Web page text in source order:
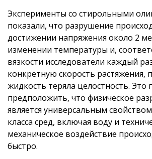
Эксперименты со стирольными
показали, что разрушение
достижении напряжения около 2
изменении температуры и,
вязкости исследователи каждый
конкретную скорость растяжения,
жидкость теряла целостность. Это
предположить, что физическое
является универсальным
класса сред, включая воду и
механическое воздействие
быстро.